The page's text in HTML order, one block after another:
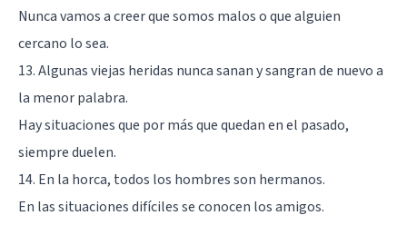
Nunca vamos a creer que somos malos o que alguien
cercano lo sea.
13. Algunas viejas heridas nunca sanan y sangran de nuevo a
la menor palabra.
Hay situaciones que por más que quedan en el pasado,
siempre duelen.
14. En la horca, todos los hombres son hermanos.
En las situaciones difíciles se conocen los amigos.